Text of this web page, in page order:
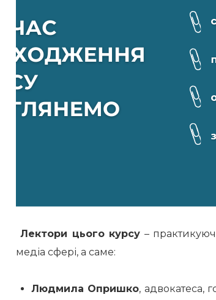
Лектори цього курсу –
медіа сфері, а саме:
Людмила Опришко, адвокатеса,